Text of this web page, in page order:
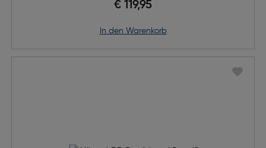
€ 119,95
in den Warenkorb